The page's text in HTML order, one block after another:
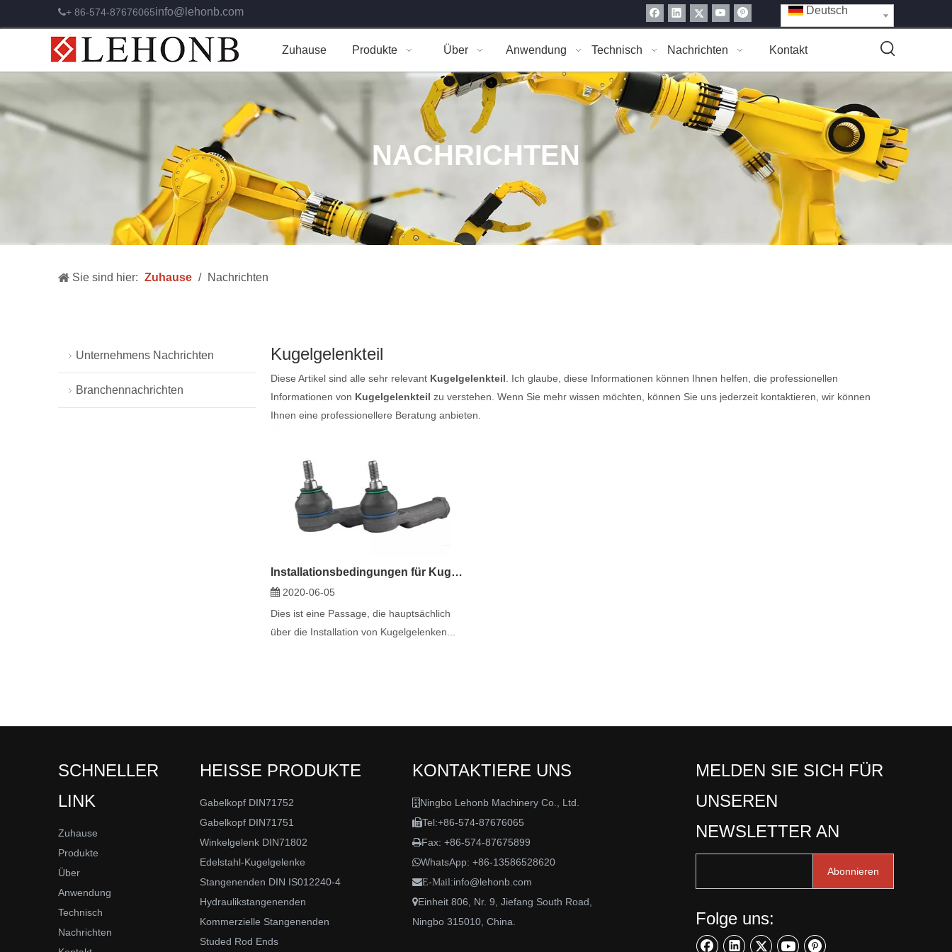
+ 86-574-87676065info@lehonb.com Deutsch
Zuhause Produkte Über Anwendung Technisch Nachrichten Kontakt
NACHRICHTEN
Sie sind hier: Zuhause / Nachrichten
Unternehmens Nachrichten
Branchennachrichten
Kugelgelenkteil
Diese Artikel sind alle sehr relevant Kugelgelenkteil . Ich glaube, diese Informationen können Ihnen helfen, die professionellen
Informationen von Kugelgelenkteil zu verstehen. Wenn Sie mehr wissen möchten, können Sie uns jederzeit kontaktieren, wir können
Ihnen eine professionellere Beratung anbieten.
Installationsbedingungen für Kugelgelenke
2020-06-05
Dies ist eine Passage, die hauptsächlich
über die Installation von Kugelgelenken...
SCHNELLER
LINK
Zuhause
Produkte
Über
Anwendung
Technisch
Nachrichten
HEISSE PRODUKTE
Gabelkopf DIN71752
Gabelkopf DIN71751
Winkelgelenk DIN71802
Edelstahl-Kugelgelenke
Stangenenden DIN IS012240-4
Hydraulikstangenenden
Kommerzielle Stangenenden
Studed Rod Ends
KONTAKTIERE UNS
 Ningbo Lehonb Machinery Co., Ltd.
Tel:+86-574-87676065
Fax: +86-574-87675899
WhatsApp: +86-13586528620
E-Mail:info@lehonb.com
Einheit 806, Nr. 9, Jiefang South Road,
Ningbo 315010, China.
MELDEN SIE SICH FÜR
UNSEREN
NEWSLETTER AN
Abonnieren
Folge uns: